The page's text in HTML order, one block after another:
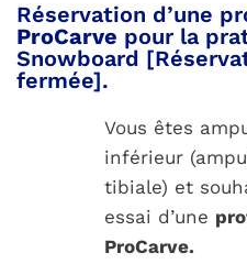
Réservation d’une
ProCarve pour la
Snowboard
fermée].
Vous êtes
inférieur
tibiale) et
essai d’une
ProCarve.